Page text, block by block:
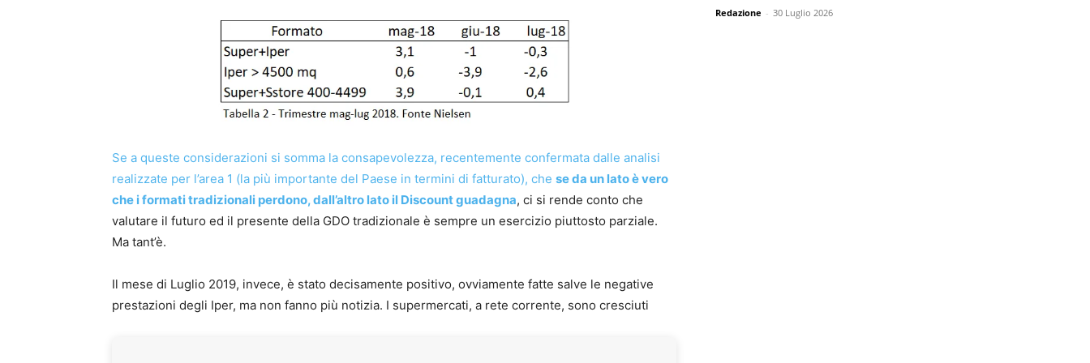
Se a queste considerazioni si somma la consapevolezza, recentemente confermata dalle analisi
realizzate per l’area 1 (la più importante del Paese in termini di fatturato), che se da un lato è vero
che i formati tradizionali perdono, dall’altro lato il Discount guadagna, ci si rende conto che
valutare il futuro ed il presente della GDO tradizionale è sempre un esercizio piuttosto parziale.
Ma tant’è.
Il mese di Luglio 2019, invece, è stato decisamente positivo, ovviamente fatte salve le negative
prestazioni degli Iper, ma non fanno più notizia. I supermercati, a rete corrente, sono cresciuti
Redazione - 30 Luglio 2026